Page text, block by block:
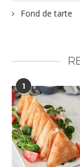
Fond de tarte
1